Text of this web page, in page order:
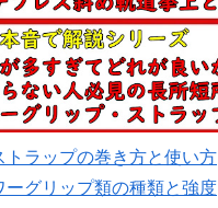
トラップの巻き方と使い方
ーグリップ類の種類と強度